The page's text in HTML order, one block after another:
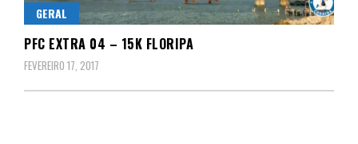
GERAL
PFC EXTRA 04 – 15K FLORIPA
FEVEREIRO 17, 2017